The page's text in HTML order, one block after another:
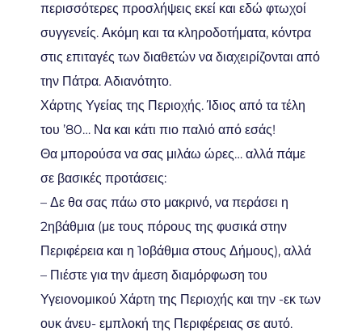
περισσότερες προσλήψεις εκεί και εδώ φτωχοί
συγγενείς. Ακόμη και τα κληροδοτήματα, κόντρα
στις επιταγές των διαθετών να διαχειρίζονται από
την Πάτρα. Αδιανότητο.
Χάρτης Υγείας της Περιοχής. Ίδιος από τα τέλη
του ’80… Να και κάτι πιο παλιό από εσάς!
Θα μπορούσα να σας μιλάω ώρες… αλλά πάμε
σε βασικές προτάσεις:
– Δε θα σας πάω στο μακρινό, να περάσει η
2ηβάθμια (με τους πόρους της φυσικά στην
Περιφέρεια και η 1οβάθμια στους Δήμους), αλλά
– Πιέστε για την άμεση διαμόρφωση του
Υγειονομικού Χάρτη της Περιοχής και την -εκ των
ουκ άνευ- εμπλοκή της Περιφέρειας σε αυτό.